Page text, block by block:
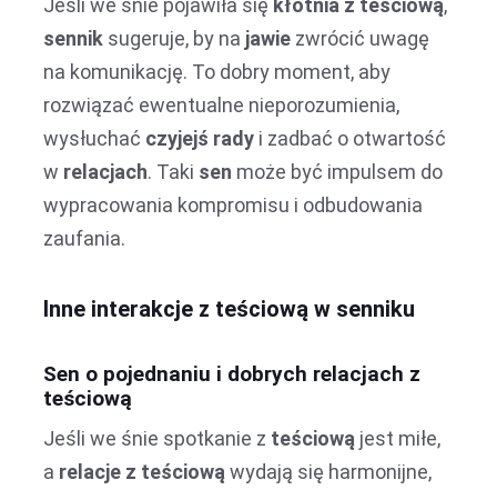
Jeśli we śnie pojawiła się kłótnia z teściową,
sennik sugeruje, by na jawie zwrócić uwagę
na komunikację. To dobry moment, aby
rozwiązać ewentualne nieporozumienia,
wysłuchać czyjejś rady i zadbać o otwartość
w relacjach. Taki sen może być impulsem do
wypracowania kompromisu i odbudowania
zaufania.
Inne interakcje z teściową w senniku
Sen o pojednaniu i dobrych relacjach z
teściową
Jeśli we śnie spotkanie z teściową jest miłe,
a relacje z teściową wydają się harmonijne,